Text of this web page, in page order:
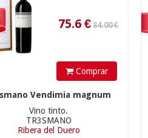
Comprar
Vendimia magnum
Vino tinto.
TR3SMANO
Ribera del Duero
€
29.90 €